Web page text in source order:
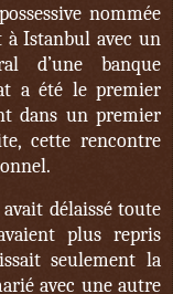
nommée
Istanbul avec un
d’une banque
a été le premier
dans un premier
cette rencontre
délaissé toute
plus repris
seulement la
avec une autre